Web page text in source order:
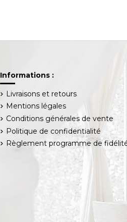
Informations :
Livraisons et retours
Mentions légales
Conditions générales de vente
Politique de confidentialité
Règlement programme de